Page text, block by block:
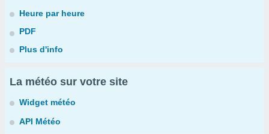
Heure par heure
PDF
Plus d'info
La météo sur votre site
Widget météo
API Météo